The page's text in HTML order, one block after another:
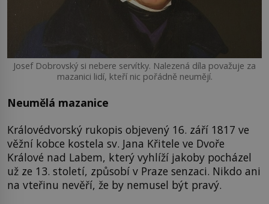
Josef Dobrovský si nebere servítky. Nalezená díla považuje za
mazanici lidí, kteří nic pořádně neumějí.
Neumělá mazanice
Královédvorský rukopis objevený 16. září 1817 ve
věžní kobce kostela sv. Jana Křitele ve Dvoře
Králové nad Labem, který vyhlíží jakoby pocházel
už ze 13. století, způsobí v Praze senzaci. Nikdo ani
na vteřinu nevěří, že by nemusel být pravý.